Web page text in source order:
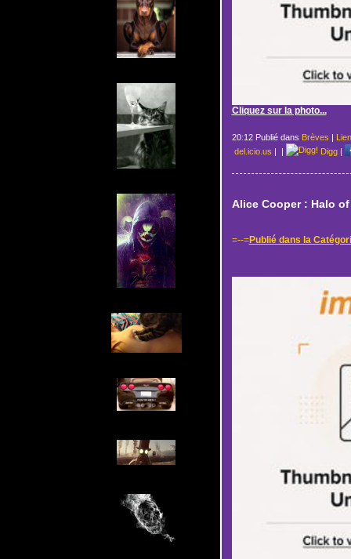
Cliquez sur la photo...
20:12 Publié dans Brèves |
del.icio.us | | Digg|
Alice Cooper : Halo
=--=Publié dans la